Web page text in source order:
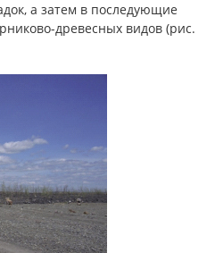
а затем в последующие
древесных видов (рис.